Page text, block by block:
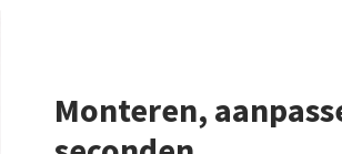
Monteren,